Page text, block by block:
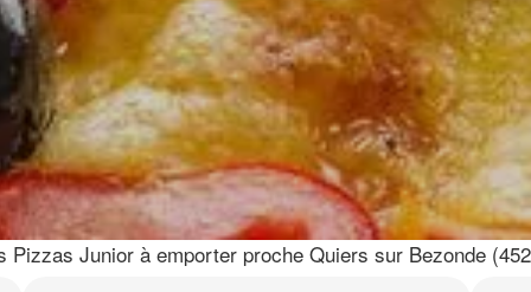
Pizzas Junior à emporter proche Quiers sur Bezonde